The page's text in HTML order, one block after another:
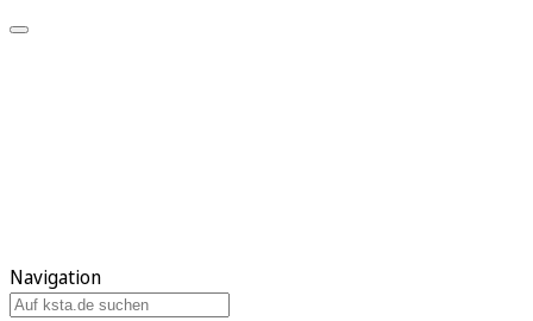
Navigation